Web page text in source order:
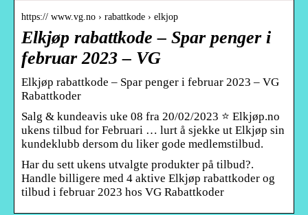
https:// www.vg.no › rabattkode › elkjop
Elkjøp rabattkode – Spar penger i
februar 2023 – VG
Elkjøp rabattkode – Spar penger i februar 2023 – VG
Rabattkoder
Salg & kundeavis uke 08 fra 20/02/2023 ⭐ Elkjøp.no
ukens tilbud for Februari … lurt å sjekke ut Elkjøp sin
kundeklubb dersom du liker gode medlemstilbud.
Har du sett ukens utvalgte produkter på tilbud?.
Handle billigere med 4 aktive Elkjøp rabattkoder og
tilbud i februar 2023 hos VG Rabattkoder